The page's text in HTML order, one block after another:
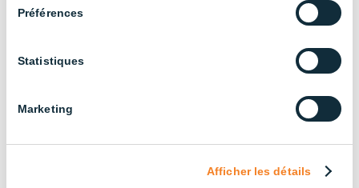
Préférences
Statistiques
Marketing
Afficher les détails
Élevage bovin (13)
Élevage de poulets de chair (14)